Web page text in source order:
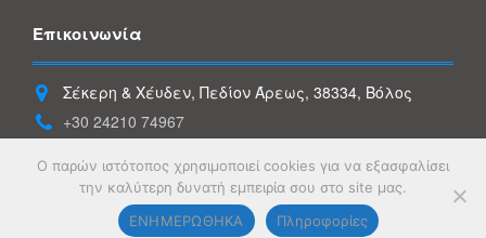
Επικοινωνία
Σέκερη & Χέυδεν, Πεδίον Άρεως, 38334, Βόλος
+30 24210 74967
gece@uth.gr
© Copyright 2026Τμήμα Ηλεκτρολόγων Μηχανικών & Μηχανικών Υπολογιστών
Ο παρών ιστότοπος χρησιμοποιεί cookies για να εξασφαλίσει
την καλύτερη δυνατή εμπειρία σου στο site μας.
ΕΝΗΜΕΡΩΘΗΚΑ
Πληροφορίες